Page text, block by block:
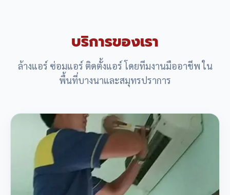
บริการของเรา
ล้างแอร์ ซ่อมแอร์ ติดตั้งแอร์ โดยทีมงานมืออาชีพ ใน
พื้นที่บางนาและสมุทรปราการ